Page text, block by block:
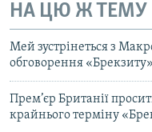
НА ЦЮ Ж ТЕМУ
Мей зустрінеться з
обговорення
Прем’єр Британії
крайнього терміну